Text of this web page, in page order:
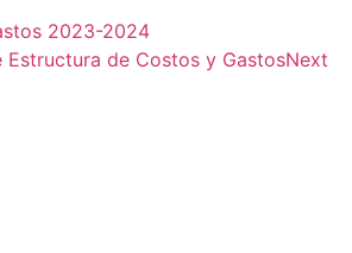
2023-2024
de Costos y GastosNext